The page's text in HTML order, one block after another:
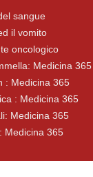
sangue
il vomito
oncologico
Medicina 365
: Medicina 365
: Medicina 365
Medicina 365
Medicina 365